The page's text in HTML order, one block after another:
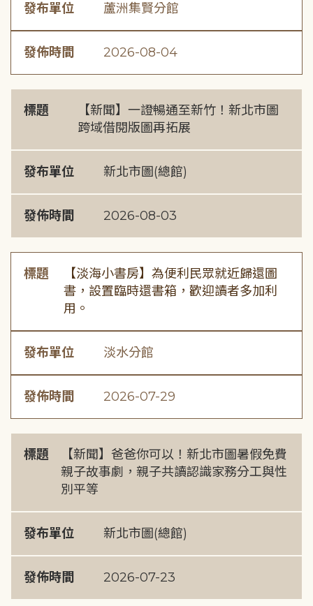
發布單位 蘆洲集賢分館
發佈時間 2026-08-04
標題
【新聞】一證暢通至新竹！新北市圖
跨域借閱版圖再拓展
發布單位 新北市圖(總館)
發佈時間 2026-08-03
標題
【淡海小書房】為便利民眾就近歸還圖
書，設置臨時還書箱，歡迎讀者多加利
用。
發布單位 淡水分館
發佈時間 2026-07-29
標題
【新聞】爸爸你可以！新北市圖暑假免費
親子故事劇，親子共讀認識家務分工與性
別平等
發布單位 新北市圖(總館)
發佈時間 2026-07-23